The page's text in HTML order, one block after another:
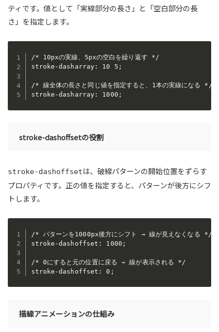
ティです。値として「実線部分の長さ」と「空白部分の長
さ」を指定します。
/* 10pxの実線、5pxの空白を繰り返す */
stroke-dasharray: 10 5;
/* 線全体の長さと同じ値を指定すると、1本の実線になる */
stroke-dashoffsetの役割
stroke-dashoffsetは、破線パターンの開始位置をずらす
プロパティです。正の値を指定すると、パターンが後方にシフ
トします。
/* パターンを1000px後方にシフト → 線が見えなくなる */
stroke-dashoffset: 1000;
/* 0にすると元の位置に戻る → 線が表示される */
描線アニメーションの仕組み